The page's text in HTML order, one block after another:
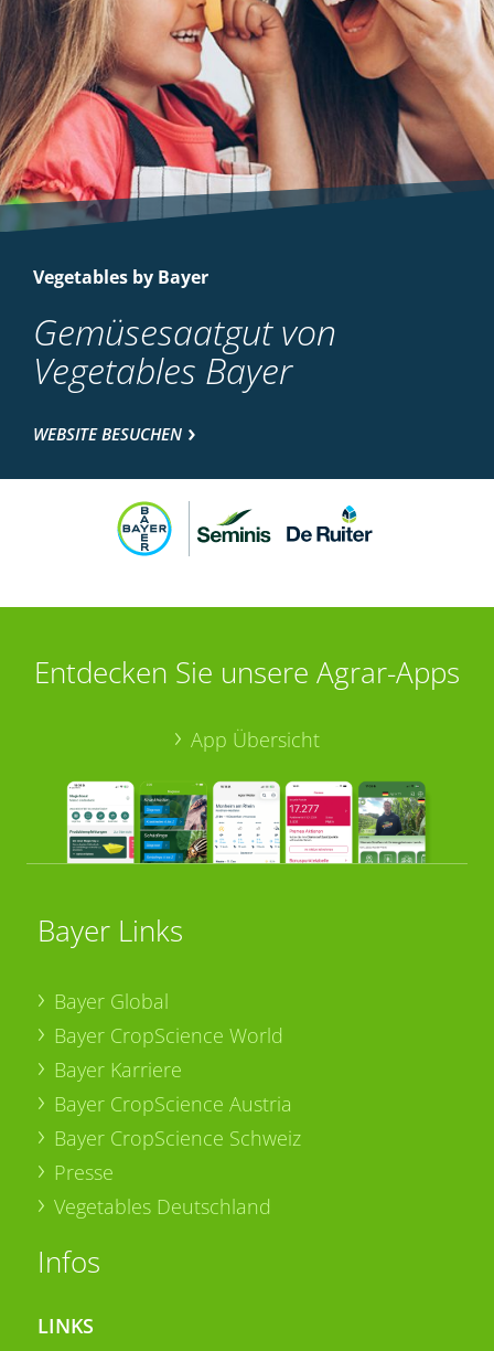
Vegetables by Bayer
Gemüsesaatgut von
Vegetables Bayer
WEBSITE BESUCHEN
Entdecken Sie unsere Agrar-Apps
App Übersicht
Bayer Links
Bayer Global
Bayer CropScience World
Bayer Karriere
Bayer CropScience Austria
Bayer CropScience Schweiz
Presse
Vegetables Deutschland
Infos
LINKS